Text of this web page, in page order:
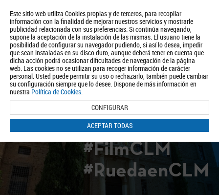
Este sitio web utiliza Cookies propias y de terceros, para recopilar
información con la finalidad de mejorar nuestros servicios y mostrarle
publicidad relacionada con sus preferencias. Si continúa navegando,
supone la aceptación de la instalación de las mismas. El usuario tiene la
posibilidad de configurar su navegador pudiendo, si así lo desea, impedir
que sean instaladas en su disco duro, aunque deberá tener en cuenta que
dicha acción podrá ocasionar dificultades de navegación de la página
web. Las cookies no se utilizan para recoger información de carácter
personal. Usted puede permitir su uso o rechazarlo, también puede cambiar
su configuración siempre que lo desee. Dispone de más información en
nuestra Política de Cookies.
CONFIGURAR
ACEPTAR TODAS
Quiénes somos Turismo Política de Privacidad Aviso Legal
Política de Cookies
BUSCAR
#FilmCLM
#RuedaenCLM